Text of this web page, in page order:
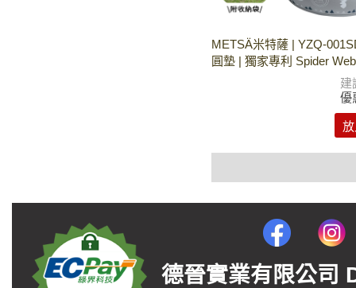
METSÄ米特薩 | YZQ-
圓墊 | 獨家專利 Spider
建
優
德晉實業有限公